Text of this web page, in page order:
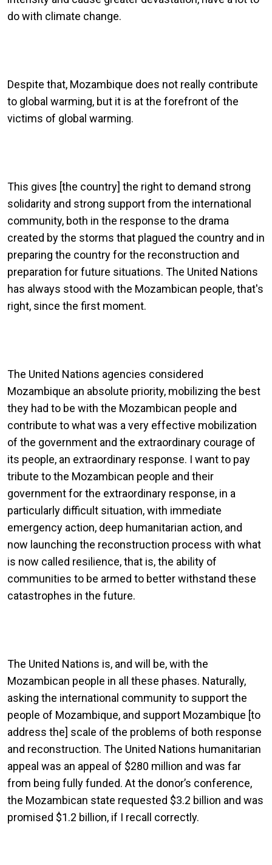
do with climate change.
Despite that, Mozambique does not really contribute
to global warming, but it is at the forefront of the
victims of global warming.
This gives [the country] the right to demand strong
solidarity and strong support from the international
community, both in the response to the drama
created by the storms that plagued the country and in
preparing the country for the reconstruction and
preparation for future situations. The United Nations
has always stood with the Mozambican people, that's
right, since the first moment.
The United Nations agencies considered
Mozambique an absolute priority, mobilizing the best
they had to be with the Mozambican people and
contribute to what was a very effective mobilization
of the government and the extraordinary courage of
its people, an extraordinary response. I want to pay
tribute to the Mozambican people and their
government for the extraordinary response, in a
particularly difficult situation, with immediate
emergency action, deep humanitarian action, and
now launching the reconstruction process with what
is now called resilience, that is, the ability of
communities to be armed to better withstand these
catastrophes in the future.
The United Nations is, and will be, with the
Mozambican people in all these phases. Naturally,
asking the international community to support the
people of Mozambique, and support Mozambique [to
address the] scale of the problems of both response
and reconstruction. The United Nations humanitarian
appeal was an appeal of $280 million and was far
from being fully funded. At the donor’s conference,
the Mozambican state requested $3.2 billion and was
promised $1.2 billion, if I recall correctly.